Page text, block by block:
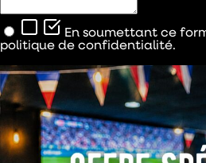
En soumettant ce
politique de confidentialité.